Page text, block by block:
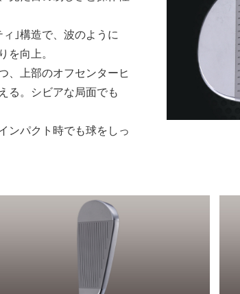
｣構造で、波のように
を向上。
、上部のオフセンターヒ
る。シビアな局面でも
ンパクト時でも球をしっ